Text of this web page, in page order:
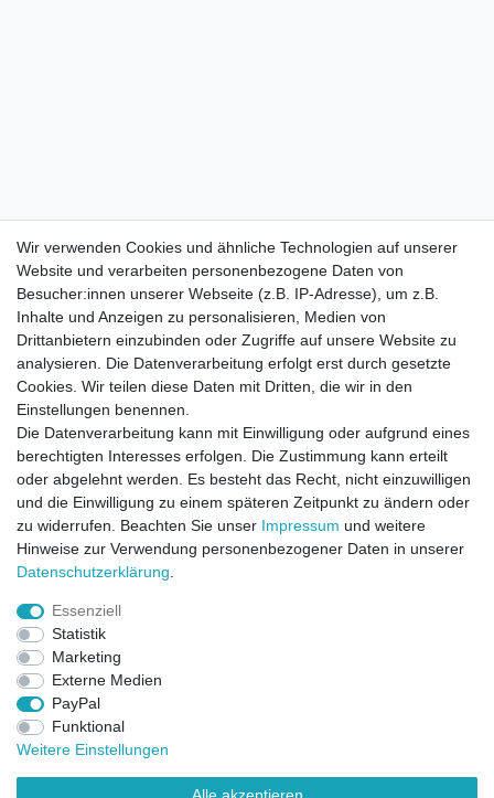
Direktkontakt per Telefon unter 04331 / 4928-910
Wir verwenden Cookies und ähnliche Technologien auf unserer
Website und verarbeiten personenbezogene Daten von
Besucher:innen unserer Webseite (z.B. IP-Adresse), um z.B.
Inhalte und Anzeigen zu personalisieren, Medien von
Drittanbietern einzubinden oder Zugriffe auf unsere Website zu
analysieren. Die Datenverarbeitung erfolgt erst durch gesetzte
Cookies. Wir teilen diese Daten mit Dritten, die wir in den
Einstellungen benennen.
Die Datenverarbeitung kann mit Einwilligung oder aufgrund eines
berechtigten Interesses erfolgen. Die Zustimmung kann erteilt
oder abgelehnt werden. Es besteht das Recht, nicht einzuwilligen
und die Einwilligung zu einem späteren Zeitpunkt zu ändern oder
zu widerrufen. Beachten Sie unser Impressum und weitere
Hinweise zur Verwendung personenbezogener Daten in unserer
Daten­schutz­erklärung
Essenziell
Statistik
Marketing
Externe Medien
PayPal
Funktional
Weitere Einstellungen